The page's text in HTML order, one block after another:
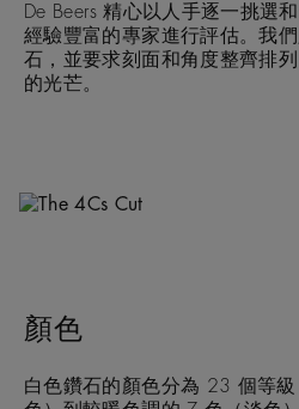
De Beers 精心以人手逐一挑選
經驗豐富的專家進行評估。我
石，並要求刻面和角度整齊排
的光芒。
顏色
白色鑽石的顏色分為 23 個等